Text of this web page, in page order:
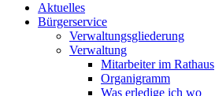
Aktuelles
Bürgerservice
Verwaltungsgliederung
Verwaltung
Mitarbeiter im Rathaus
Organigramm
Was erledige ich wo